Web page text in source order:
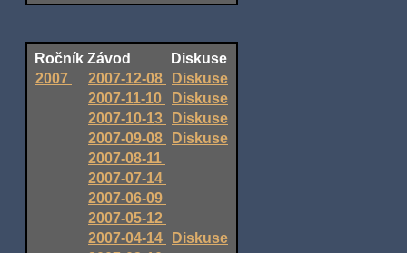
Ročník Závod
Diskuse
2007
2007-12-08
Diskuse
2007-11-10
Diskuse
2007-10-13
Diskuse
2007-09-08
Diskuse
2007-08-11
2007-07-14
2007-06-09
2007-05-12
2007-04-14
Diskuse